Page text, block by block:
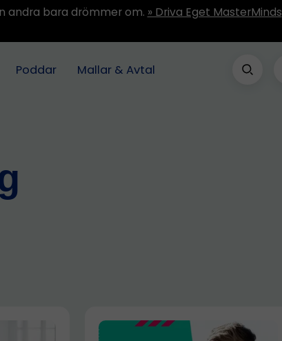
andra bara drömmer om. » Driva Eget MasterMinds
Poddar Mallar & Avtal